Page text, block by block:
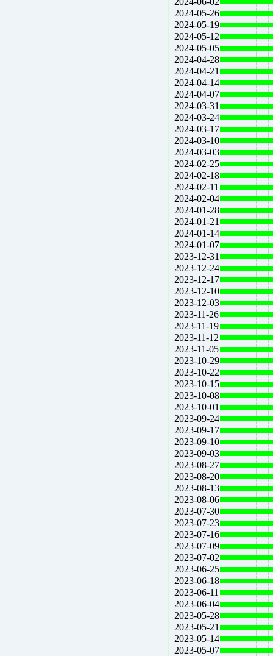
2024-05-26
2024-05-19
2024-05-12
2024-05-05
2024-04-28
2024-04-21
2024-04-14
2024-04-07
2024-03-31
2024-03-24
2024-03-17
2024-03-10
2024-03-03
2024-02-25
2024-02-18
2024-02-11
2024-02-04
2024-01-28
2024-01-21
2024-01-14
2024-01-07
2023-12-31
2023-12-24
2023-12-17
2023-12-10
2023-12-03
2023-11-26
2023-11-19
2023-11-12
2023-11-05
2023-10-29
2023-10-22
2023-10-15
2023-10-08
2023-10-01
2023-09-24
2023-09-17
2023-09-10
2023-09-03
2023-08-27
2023-08-20
2023-08-13
2023-08-06
2023-07-30
2023-07-23
2023-07-16
2023-07-09
2023-07-02
2023-06-25
2023-06-18
2023-06-11
2023-06-04
2023-05-28
2023-05-21
2023-05-14
2023-05-07